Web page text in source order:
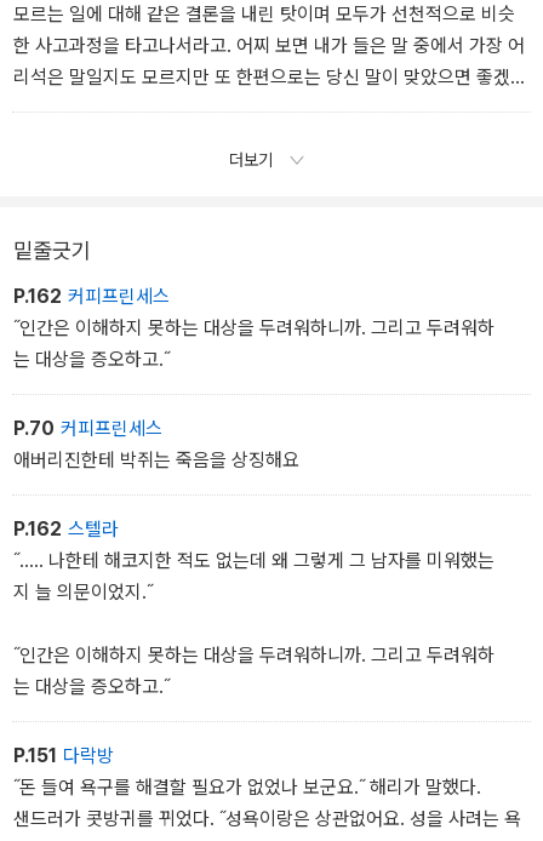
모르는 일에 대해 같은 결론을 내린 탓이며 모두가 선천적으로 비슷
한 사고과정을 타고나서라고. 어찌 보면 내가 들은 말 중에서 가장 어
리석은 말일지도 모르지만 또 한편으로는 당신 말이 맞았으면 좋겠어
요. 어느 쪽이든 그냥 눈을 감으면 무엇이 보이는지가 관건이니
더보기
밑줄긋기
P.162 커피프린세스
˝인간은 이해하지 못하는 대상을 두려워하니까. 그리고 두려워하
는 대상을 증오하고.˝
P.70 커피프린세스
애버리진한테 박쥐는 죽음을 상징해요
P.162 스텔라
˝..... 나한테 해코지한 적도 없는데 왜 그렇게 그 남자를 미워했는
지 늘 의문이었지.˝
˝인간은 이해하지 못하는 대상을 두려워하니까. 그리고 두려워하
는 대상을 증오하고.˝
P.151 다락방
˝돈 들여 욕구를 해결할 필요가 없었나 보군요.˝ 해리가 말했다.
샌드러가 콧방귀를 뀌었다. ˝성욕이랑은 상관없어요. 성을 사려는 욕